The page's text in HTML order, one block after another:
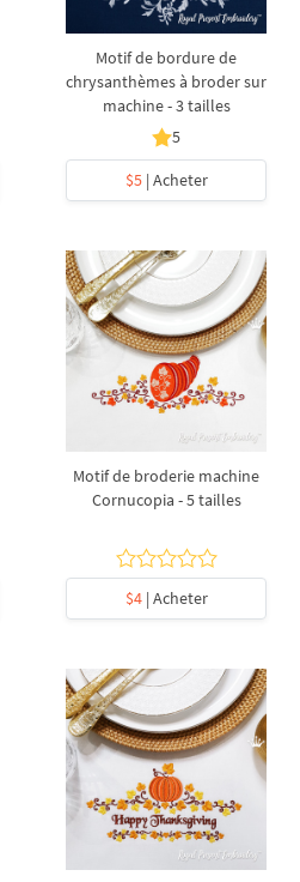
Motif de bordure de
chrysanthèmes à broder sur
machine - 3 tailles
5
$5| Acheter
Motif de broderie machine
Cornucopia - 5 tailles
$4| Acheter